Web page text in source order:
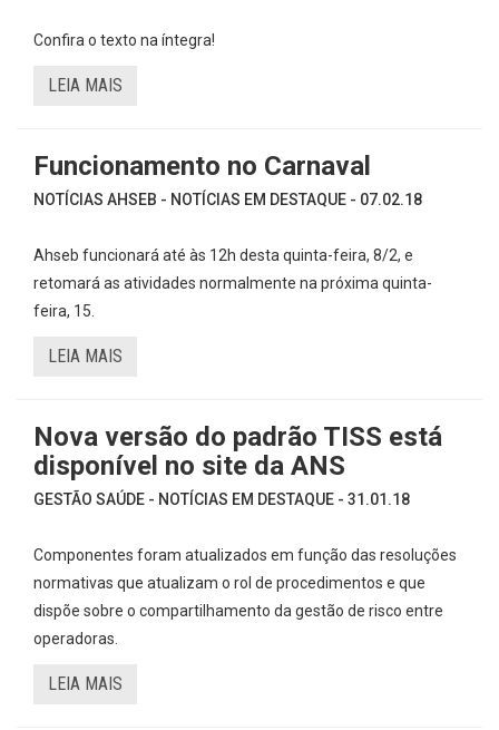
Confira o texto na íntegra!
LEIA MAIS
Funcionamento no Carnaval
NOTÍCIAS AHSEB - NOTÍCIAS EM DESTAQUE - 07.02.18
Ahseb funcionará até às 12h desta quinta-feira, 8/2, e
retomará as atividades normalmente na próxima quinta-
feira, 15.
LEIA MAIS
Nova versão do padrão TISS está
disponível no site da ANS
GESTÃO SAÚDE - NOTÍCIAS EM DESTAQUE - 31.01.18
Componentes foram atualizados em função das resoluções
normativas que atualizam o rol de procedimentos e que
dispõe sobre o compartilhamento da gestão de risco entre
operadoras.
LEIA MAIS